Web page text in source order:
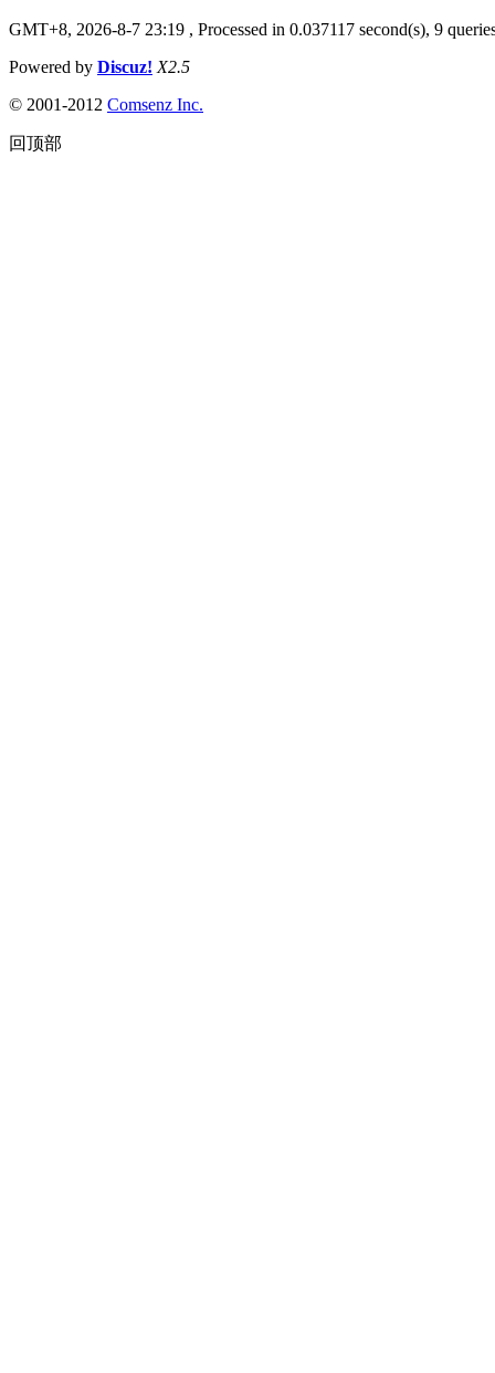
GMT+8, 2026-8-7 23:19 , Processed in 0.037117 second(s), 9
Powered by Discuz! X2.5
© 2001-2012 Comsenz Inc.
回顶部